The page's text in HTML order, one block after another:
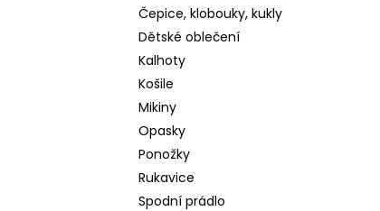
Čepice, klobouky, kukly
Dětské oblečení
Kalhoty
Košile
Mikiny
Opasky
Ponožky
Rukavice
Spodní prádlo